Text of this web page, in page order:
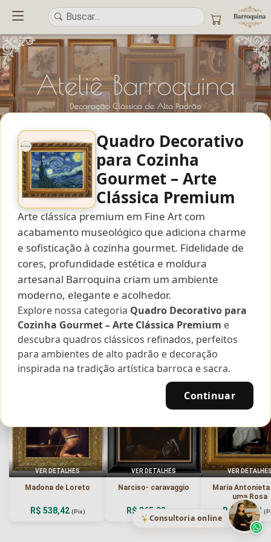
Quadro Decorativo
para Cozinha
Gourmet – Arte
Clássica Premium
Arte clássica premium em Fine Art com
acabamento museológico que adiciona charme
e sofisticação à cozinha gourmet. Fidelidade de
cores, profundidade estética e moldura
artesanal Barroquina criam um ambiente
moderno, elegante e acolhedor.
Explore nossa categoria Quadro Decorativo para
Cozinha Gourmet – Arte Clássica Premium e
descubra quadros clássicos refinados, perfeitos
para ambientes de alto padrão e decoração
inspirada na tradição artística barroca e sacra.
Continuar
UM ATELIÊ 100% FINE ART
Trazemos a imponência dasmaiores obras de arte do mundo
alto padrão da sua casa. Nosso acervo reúne a genialidade de grandes
pintores renomados, resgatandoartes reaise o requinte inconfundível
das obras do
século XIX . Produção artesanal emCanvas 100% Algodão
e impressão com
QUALIDADE DE MUSEU GARANTIA ETERNA
Curadoria das Campanhas
A seleção de obras-primas apresentadas em nossos vídeos nas redes
sociais, reunidas aqui para sua apreciação.
VER DETALHES
Madona de Loreto
R$ 538,42 (Pix)
VER DETALHES
Narciso- caravaggio
R$ 365,92
VER
Maria
uma Rosa
R$ 365,92
Consultoria online